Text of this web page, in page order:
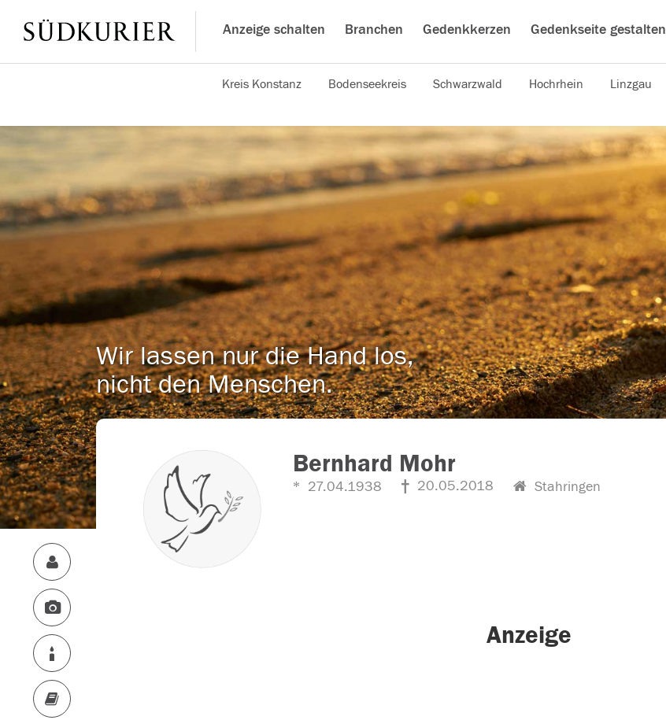
Anzeige schalten Branchen Gedenkkerzen Gedenkseite gestalten
Kreis Konstanz Bodenseekreis Schwarzwald Hochrhein Linzgau
Wir lassen nur die Hand los,
nicht den Menschen.
Bernhard Mohr
27.04.1938 20.05.2018 Stahringen
Anzeige